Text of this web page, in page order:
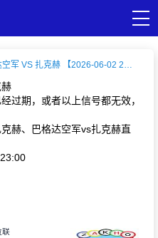
巴格达空军 VS 扎克赫 【2026-06-02 23:00:00】
过期，或者以上信号都无效，
赫、巴格达空军vs扎克赫直
联